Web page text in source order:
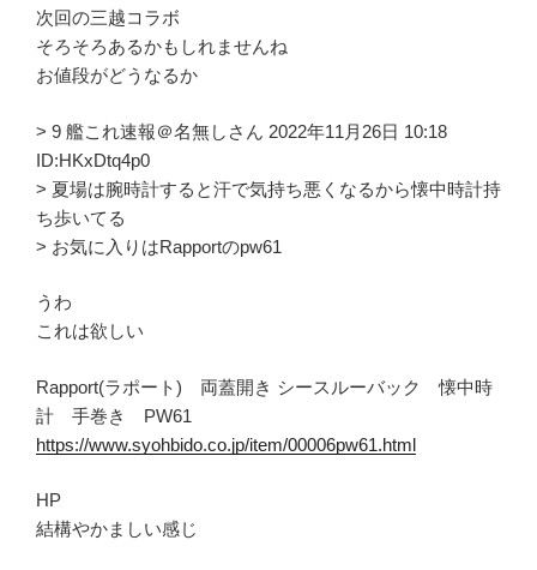
次回の三越コラボ
そろそろあるかもしれませんね
お値段がどうなるか
> 9 艦これ速報＠名無しさん 2022年11月26日 10:18
ID:HKxDtq4p0
> 夏場は腕時計すると汗で気持ち悪くなるから懐中時計持
ち歩いてる
> お気に入りはRapportのpw61
うわ
これは欲しい
Rapport(ラポート) 両蓋開き シースルーバック 懐中時
計 手巻き PW61
https://www.syohbido.co.jp/item/00006pw61.html
HP
結構やかましい感じ